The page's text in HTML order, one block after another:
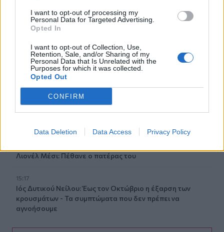
I want to opt-out of processing my
Personal Data for Targeted Advertising.
Opted In
I want to opt-out of Collection, Use,
Retention, Sale, and/or Sharing of my
Personal Data that Is Unrelated with the
Purposes for which it was collected.
Opted Out
CONFIRM
Data Deletion Data Access Privacy Policy
Θερινές εκπτώσεις: Χαμηλότερος ο τζίρος – Αυξημένες
Συναγερμός για άνδρα περιπατητή που ζήτησε τις πρώτες
βοήθειες κοντά στο φαράγγι του Τράφουλα
15:26
Στέφανος Τσιτσιπάς: Διακοπές στην Ελβετία με τη νέα
Λιονέλ Μέσι: Πέθανε ο πατέρας του
15:17
Ιός Δυτικού Νείλου: Έως τον Οκτώβριο η έξαρση των
κρουσμάτων - Τα συμπτώματα που δεν πρέπει να
αγνοήσουμε